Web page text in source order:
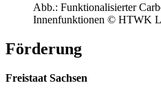
Abb.: Funktionalisierter
Innenfunktionen © HTWK
Förderung
Freistaat Sachsen